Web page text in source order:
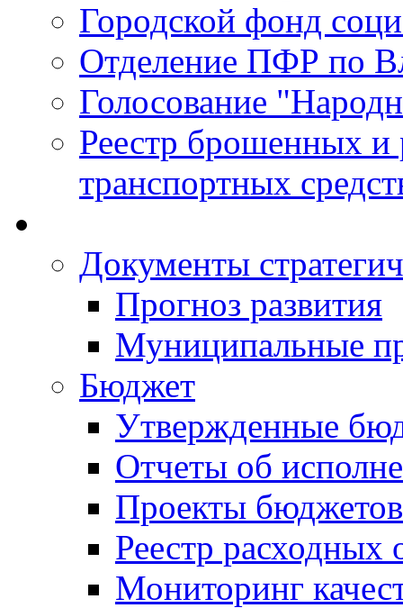
Городской фонд
Отделение ПФР по
Голосование
Реестр брошенных и
транспортных
Документы
Прогноз развития
Муниципальные
Бюджет
Утвержденные
Отчеты об
Проекты бюджетов
Реестр расходных
Мониторинг